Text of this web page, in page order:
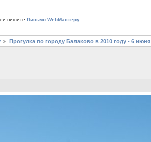
пишите Письмо WebМастеру
Прогулка по городу Балаково в 2010 году - 6 июня